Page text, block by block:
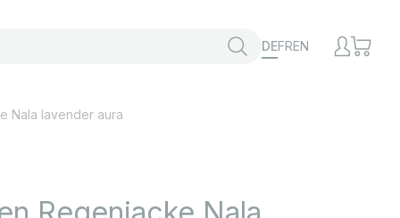
DEFREN
Nala lavender aura